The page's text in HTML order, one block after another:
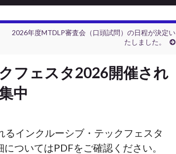
2026年度MTDLP審査会（口頭試問）の日程が決定い
たしました。
フェスタ2026開催され
中
インクルーシブ・テックフェスタ
ついてはPDFをご確認ください。